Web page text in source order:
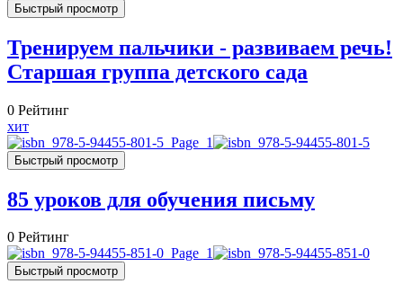
Быстрый просмотр
Тренируем пальчики - развиваем речь!
Старшая группа детского сада
0 Рейтинг
хит
Быстрый просмотр
85 уроков для обучения письму
0 Рейтинг
Быстрый просмотр